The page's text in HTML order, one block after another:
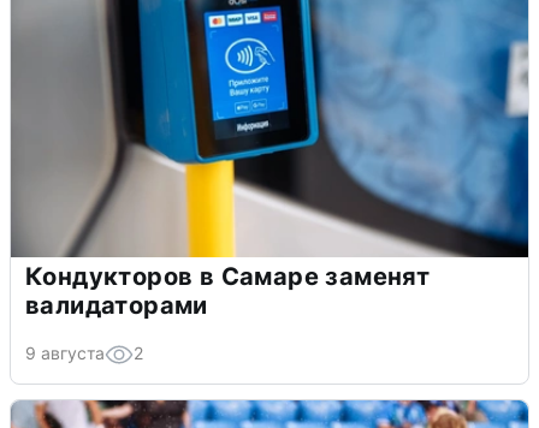
Кондукторов в Самаре заменят
валидаторами
9 августа 2